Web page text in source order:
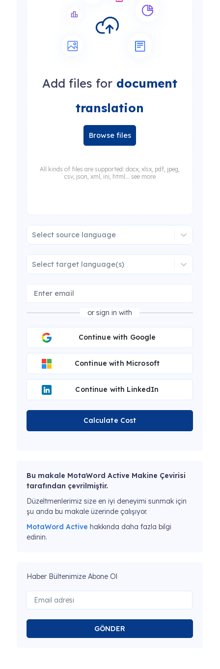
Add files for document
translation
Browse files
All kinds of files are supported: docx, xlsx, pdf, jpeg,
csv, json, xml, ini, html... see more
Select source language
Select target language(s)
or sign in with
Continue with Google
Continue with Microsoft
Continue with LinkedIn
Calculate Cost
Bu makale MotaWord Active Makine Çevirisi
tarafından çevrilmiştir.
Düzeltmenlerimiz size en iyi deneyimi sunmak için
şu anda bu makale üzerinde çalışıyor.
MotaWord Active hakkında daha fazla bilgi
edinin.
Haber Bültenimize Abone Ol
GÖNDER